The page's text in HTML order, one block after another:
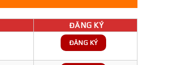
ĐĂNG KÝ
ĐĂNG KÝ